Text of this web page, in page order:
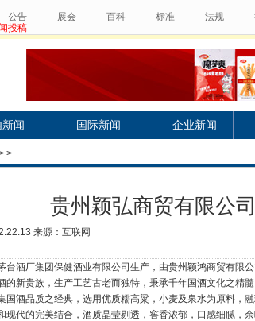
公告 展会 百科 标准 法规
投稿
新闻 国际新闻 企业新闻
>
贵州颖弘商贸有限公司
来源：互联网
台酒厂集团保健酒业有限公司生产，由贵州颖鸿商贸有限
的新贵族，生产工艺古老而独特，秉承千年国酒文化之精
国酒品质之经典，选用优质糯高粱，小麦及泉水为原料，
现代的完美结合，酒质晶莹剔透，窖香浓郁，口感细腻，